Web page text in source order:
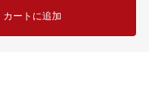
カートに追加